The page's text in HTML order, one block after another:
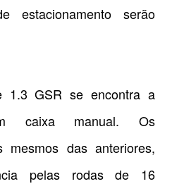
estacionamento serão
1.3 GSR se encontra a
caixa manual. Os
mesmos das anteriores,
pelas rodas de 16